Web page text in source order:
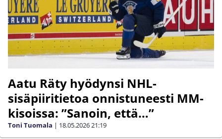
Aatu Räty hyödynsi NHL-
sisäpiiritietoa onnistuneesti MM-
kisoissa: ”Sanoin, että…”
Toni Tuomala | 18.05.202621:19